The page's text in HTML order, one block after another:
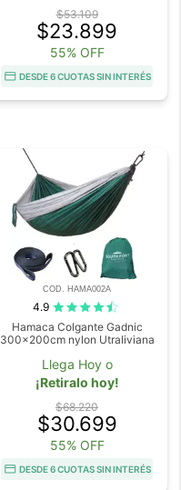
$53.109
$23.899
55% OFF
DESDE 6 CUOTAS SIN INTERÉS
COD. HAMA002A
4.9
Hamaca Colgante Gadnic
300x200cm nylon Utraliviana
Llega Hoy o
¡Retiralo hoy!
$68.220
$30.699
55% OFF
DESDE 6 CUOTAS SIN INTERÉS